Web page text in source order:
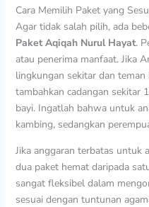
Cara Memilih Paket yang
Agar tidak salah pilih, ada
Paket Aqiqah Nurul Hayat.
atau penerima manfaat. Jika
lingkungan sekitar dan
tambahkan cadangan sekitar
bayi. Ingatlah bahwa untuk
kambing, sedangkan
Jika anggaran terbatas untuk
dua paket hemat daripada
sangat fleksibel dalam
sesuai dengan tuntunan